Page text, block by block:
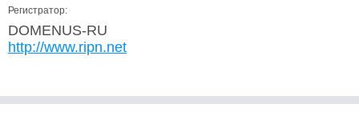
Регистратор:
DOMENUS-RU
http://www.ripn.net